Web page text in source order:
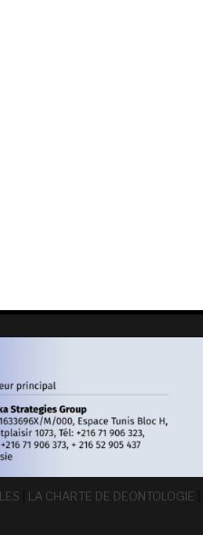
LA CHARTE DE DEONTOLOGIE